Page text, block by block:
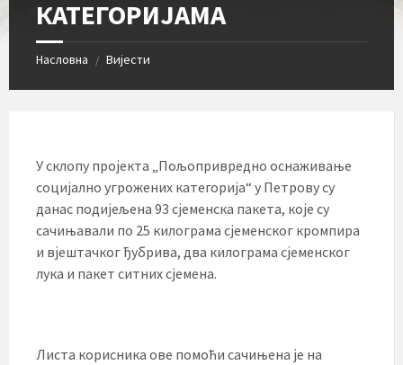
КАТЕГОРИЈАМА
Насловна / Вијести
У склопу пројекта „Пољопривредно оснаживање
социјално угрожених категорија“ у Петрову су
данас подијељена 93 сјеменска пакета, које су
сачињавали по 25 килограма сјеменског кромпира
и вјештачког ђубрива, два килограма сјеменског
лука и пакет ситних сјемена.
Листа корисника ове помоћи сачињена је на